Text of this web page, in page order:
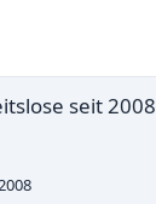
seit 2008